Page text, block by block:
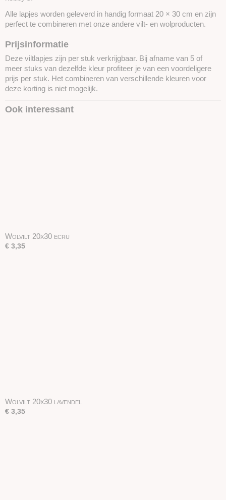
Alle lapjes worden geleverd in handig formaat 20 × 30 cm en zijn
perfect te combineren met onze andere vilt- en wolproducten.
Prijsinformatie
Deze viltlapjes zijn per stuk verkrijgbaar. Bij afname van 5 of
meer stuks van dezelfde kleur profiteer je van een voordeligere
prijs per stuk. Het combineren van verschillende kleuren voor
deze korting is niet mogelijk.
Ook interessant
Wolvilt 20x30 ecru
€ 3,35
Wolvilt 20x30 lavendel
€ 3,35